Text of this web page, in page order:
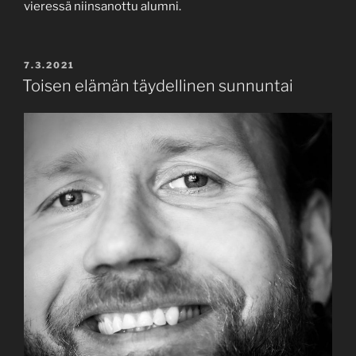
vieressä niinsanottu alumni.
POSTED
ON
7.3.2021
Toisen elämän täydellinen sunnuntai